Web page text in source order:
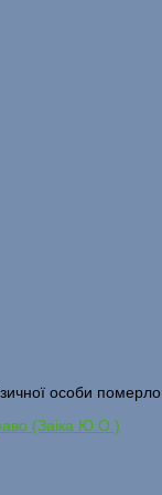
особи
(Заіка Ю.О.)